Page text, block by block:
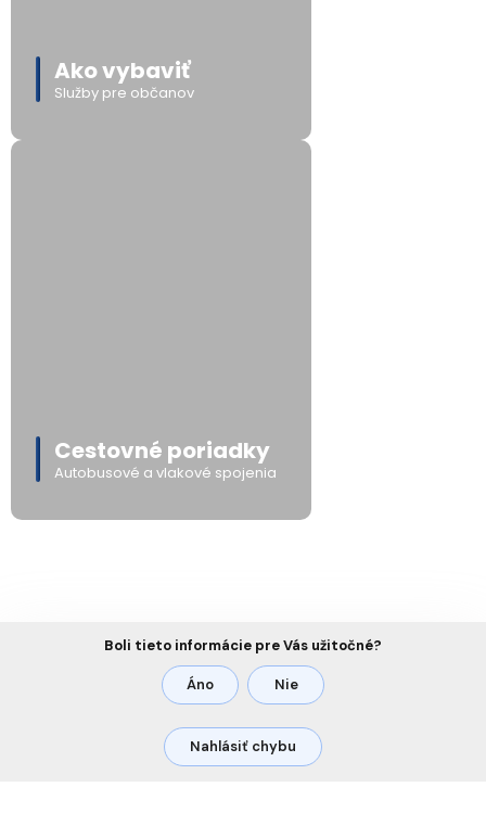
Ako vybaviť
Služby pre občanov
Cestovné poriadky
Autobusové a vlakové spojenia
Boli tieto informácie pre Vás užitočné?
Áno Nie
Nahlásiť chybu